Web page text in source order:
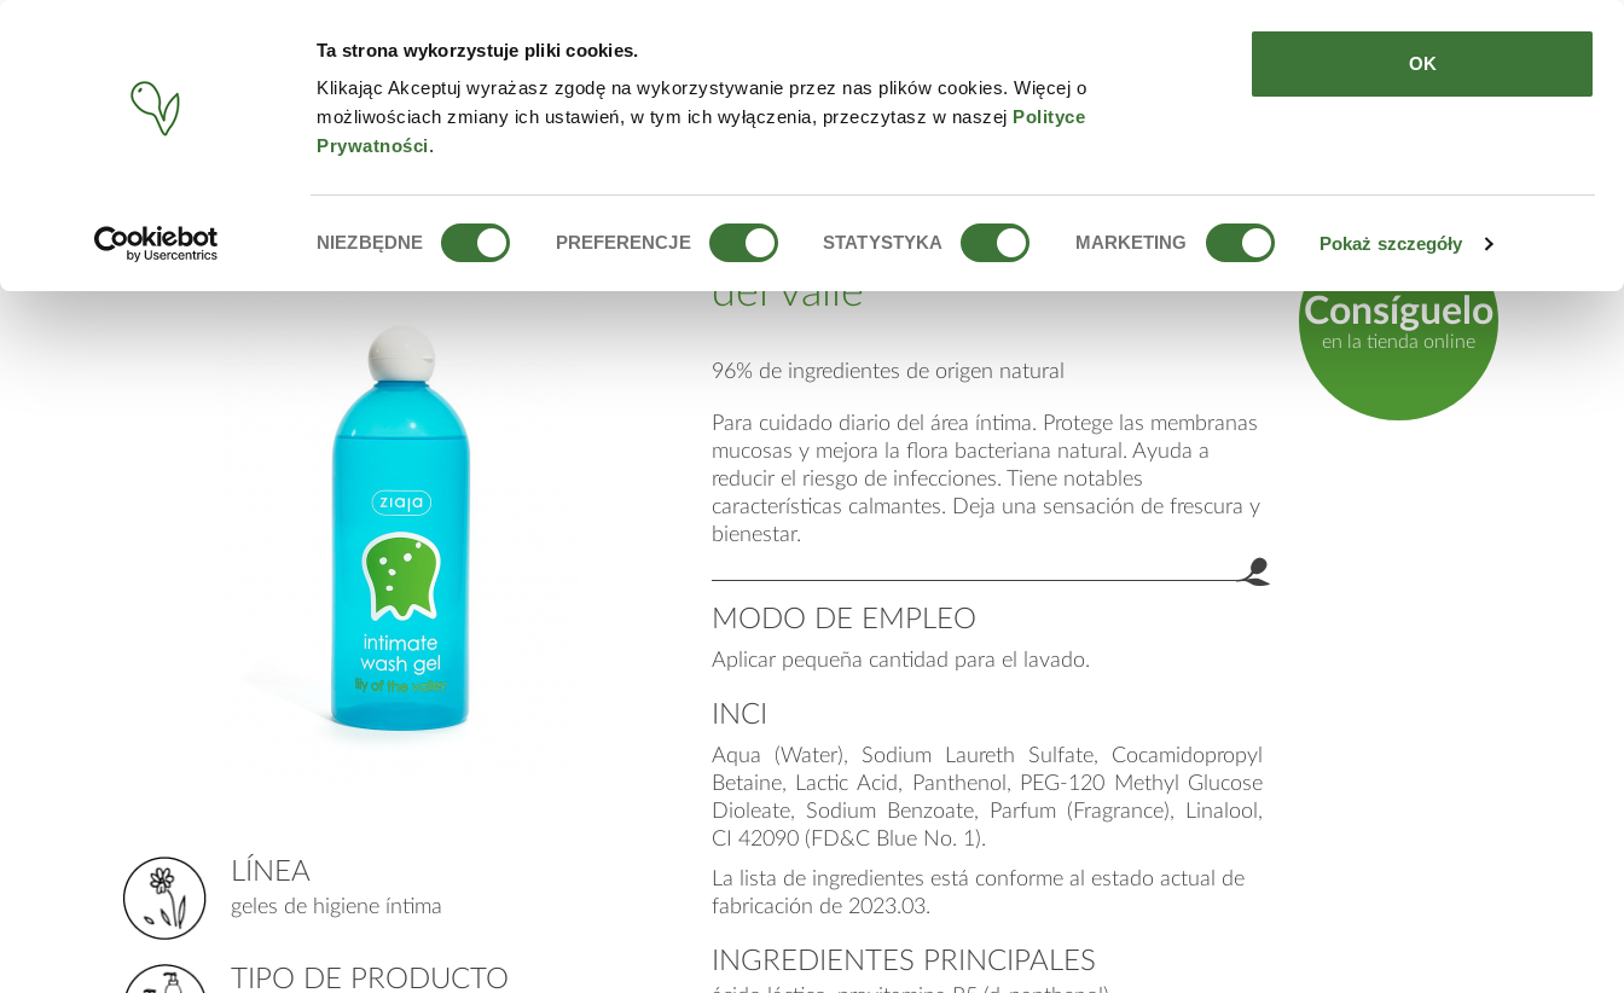
Ta strona wykorzystuje pliki cookies.
Klikając Akceptuj wyrażasz zgodę na wykorzystywanie przez nas plików cookies. Więcej o
możliwościach zmiany ich ustawień, w tym ich wyłączenia, przeczytasz w naszej Polityce
Prywatności.
zgody
NIEZBĘDNE PREFERENCJE STATYSTYKA MARKETING Pokaż szczegóły
OK
PRODUCTOS TIENDA ONLINE CONTACTO
BUSCAR ZIAJA GEL DE HIGIENE ÍNTIMA DE LIRIO DEL VALLE
LÍNEA
geles de higiene íntima
TIPO DE PRODUCTO
gel de higiene íntima de lirio
del valle
96% de ingredientes de origen natural
Para cuidado diario del área íntima. Protege las membranas
mucosas y mejora la flora bacteriana natural. Ayuda a
reducir el riesgo de infecciones. Tiene notables
características calmantes. Deja una sensación de frescura y
bienestar.
MODO DE EMPLEO
Aplicar pequeña cantidad para el lavado.
INCI
Aqua (Water), Sodium Laureth Sulfate, Cocamidopropyl
Betaine, Lactic Acid, Panthenol, PEG-120 Methyl Glucose
Dioleate, Sodium Benzoate, Parfum (Fragrance), Linalool,
CI 42090 (FD&C Blue No. 1).
La lista de ingredientes está conforme al estado actual de
fabricación de 2023.03.
INGREDIENTES PRINCIPALES
Consíguelo
en la tienda online